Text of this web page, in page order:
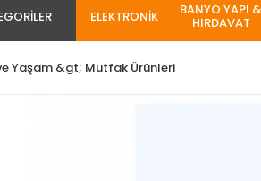
ELEKTRONİK BANYO YAPI &
HIRDAVAT
Yaşam &gt; Mutfak Ürünleri